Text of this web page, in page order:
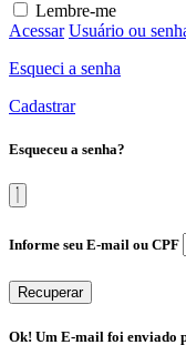
Lembre-me
Acessar Usuário ou
Esqueci a senha
Cadastrar
Esqueceu a senha?
Informe seu E-mail ou CPF
Recuperar
Ok! Um E-mail foi enviado